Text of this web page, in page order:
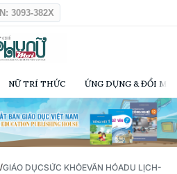
3093-382X
NỮ TRÍ THỨC ỨNG DỤNG & ĐỔI
/GIÁO DỤCSỨC KHỎEVĂN HÓADU LỊCH-